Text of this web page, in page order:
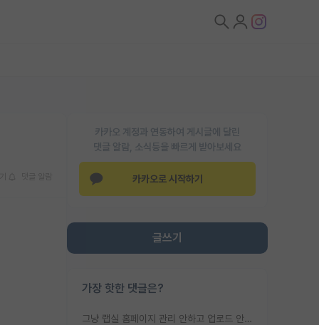
카카오 계정과 연동하여 게시글에 달린
댓글 알람, 소식등을 빠르게 받아보세요
카카오로 시작하기
글쓰기
가장 핫한 댓글은?
그냥 랩실 홈페이지 관리 안하고 업로드 안한거 아님?